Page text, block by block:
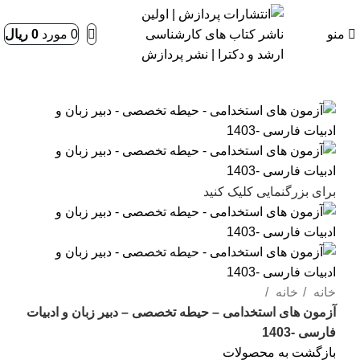
منو 0 مورد 0 ریال
برای بزرگنمایی کلیک کنید
خانه
خانه
آزمون های استخدامی – حیطه تخصصی – دبیر زبان و ادبیات
فارسی -1403
بازگشت به محصولات